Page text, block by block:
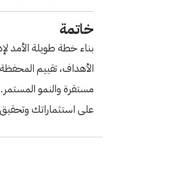
خاتمة
بناء خطة طويلة الأمد
الأهداف، تقييم
مستقرة والنمو
على استثماراتك